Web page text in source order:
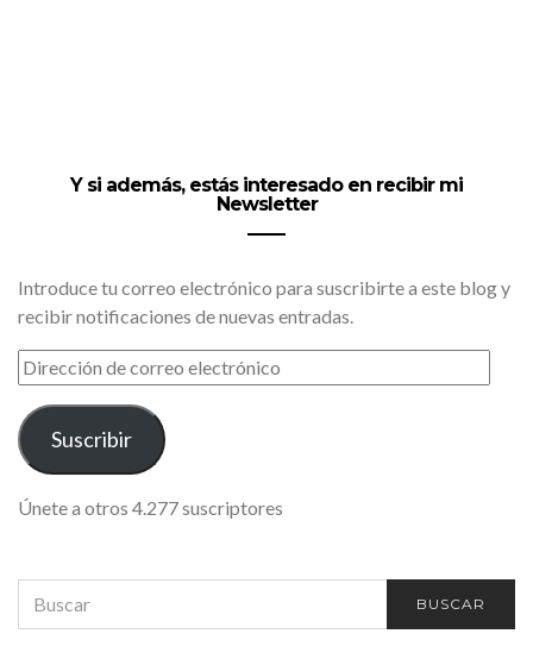
Y si además, estás interesado en recibir mi
Newsletter
Introduce tu correo electrónico para suscribirte a este blog y
recibir notificaciones de nuevas entradas.
DIRECCIÓN
DE
CORREO
ELECTRÓNICO
Suscribir
Únete a otros 4.277 suscriptores
FOR:
BUSCAR